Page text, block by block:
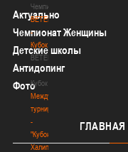
Чемпионат
BETERA
-
Кубок
BETERA
-
Кубок
Международный
турнир
-
"Кубок
Халипского"
Актуально
Чемпионат Женщины
Детские школы
Антидопинг
Фото
ГЛАВНАЯ